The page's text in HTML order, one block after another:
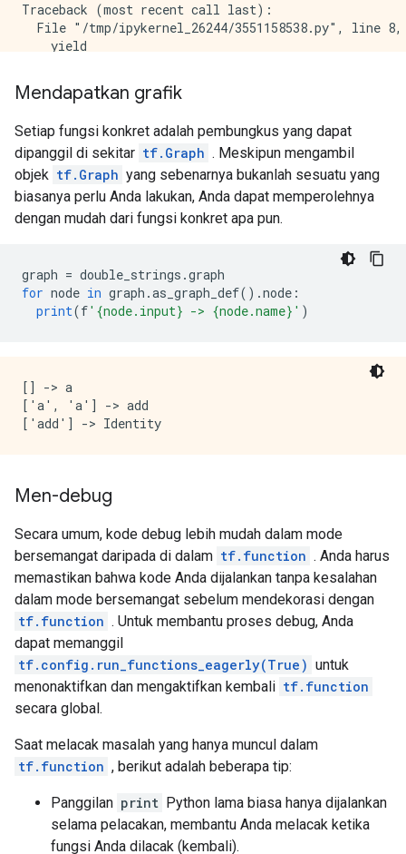
Traceback (most recent call last):
File "/tmp/ipykernel_26244/3551158538.py", line
    yield
    square(tf.constant(10.0), b=3)
Mendapatkan grafik
Setiap fungsi konkret adalah pembungkus yang dapat
dipanggil di sekitar tf.Graph . Meskipun mengambil
objek tf.Graph yang sebenarnya bukanlah sesuatu yang
biasanya perlu Anda lakukan, Anda dapat memperolehnya
dengan mudah dari fungsi konkret apa pun.
graph = double_strings .graph
for node in graph .as_graph_def().node :
print(f'{node.input} -> {node.name}' )
[] -> a
['a', 'a'] -> add
Men-debug
Secara umum, kode debug lebih mudah dalam mode
bersemangat daripada di dalam tf.function . Anda harus
memastikan bahwa kode Anda dijalankan tanpa kesalahan
dalam mode bersemangat sebelum mendekorasi dengan
tf.function . Untuk membantu proses debug, Anda
dapat memanggil
tf.config.run_functions_eagerly(True) untuk
menonaktifkan dan mengaktifkan kembali tf.function
secara global.
Saat melacak masalah yang hanya muncul dalam
tf.function , berikut adalah beberapa tip:
Panggilan print Python lama biasa hanya dijalankan
selama pelacakan, membantu Anda melacak ketika
fungsi Anda dilacak (kembali).